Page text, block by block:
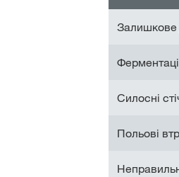
Залишкове
Силосні
Польові